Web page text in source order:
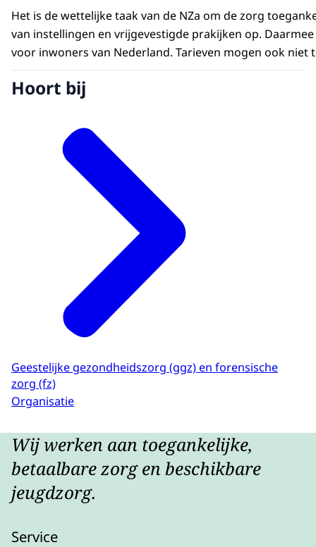
Het is de wettelijke taak van de NZa om de zorg
van instellingen en vrijgevestigde prakijken op.
voor inwoners van Nederland. Tarieven mogen ook
Hoort bij
Geestelijke gezondheidszorg (ggz) en forensische
zorg (fz)
Organisatie
Wij werken aan toegankelijke,
betaalbare zorg en beschikbare
jeugdzorg.
Service